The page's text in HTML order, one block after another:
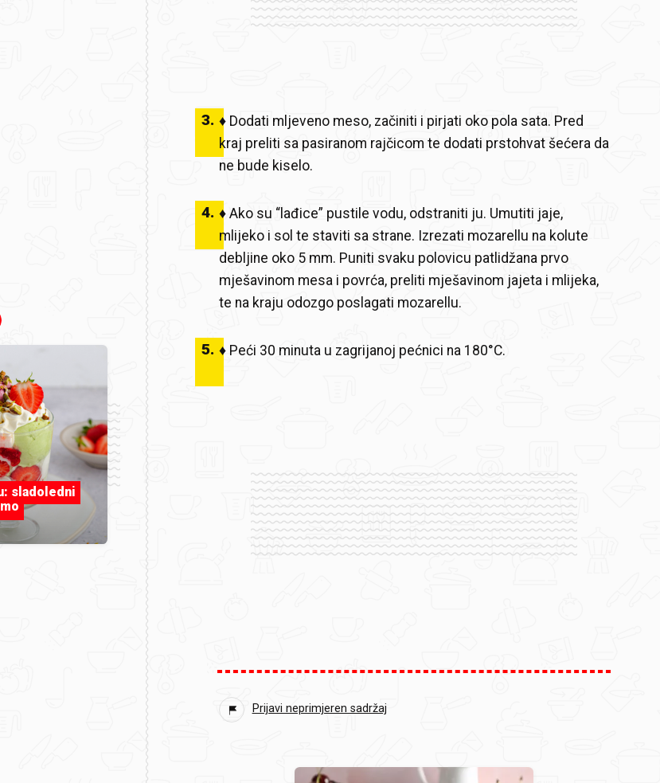
sladoledni
3. ♦ Dodati mljeveno meso, začiniti i pirjati oko pola sata. Pred
kraj preliti sa pasiranom rajčicom te dodati prstohvat šećera da
ne bude kiselo.
4. ♦ Ako su “lađice” pustile vodu, odstraniti ju. Umutiti jaje,
mlijeko i sol te staviti sa strane. Izrezati mozarellu na kolute
debljine oko 5 mm. Puniti svaku polovicu patlidžana prvo
mješavinom mesa i povrća, preliti mješavinom jajeta i mlijeka,
te na kraju odozgo poslagati mozarellu.
5. ♦ Peći 30 minuta u zagrijanoj pećnici na 180°C.
Prijavi neprimjeren sadržaj